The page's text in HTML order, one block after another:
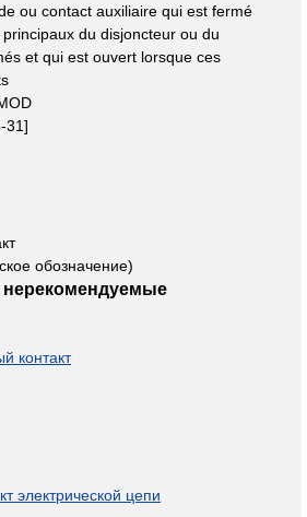
ou contact auxiliaire qui est fermé
du disjoncteur ou du
et qui est ouvert lorsque ces
31]
обозначение)
контакт
электрической цепи